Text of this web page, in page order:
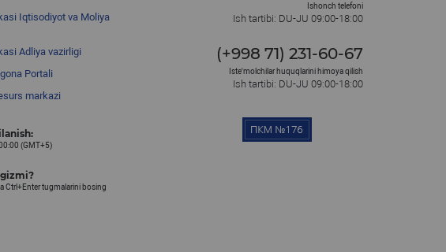
Iqtisodiyot va Moliya
Adliya vazirligi
Portali
markazi
(GMT+5)
Ctrl+Enter tugmalarini bosing
Ishonch telefoni
Ish tartibi: DU-JU 09:00-18:00
(+998 71) 231-60-67
Iste'molchilar huquqlarini himoya qilish
Ish tartibi: DU-JU 09:00-18:00